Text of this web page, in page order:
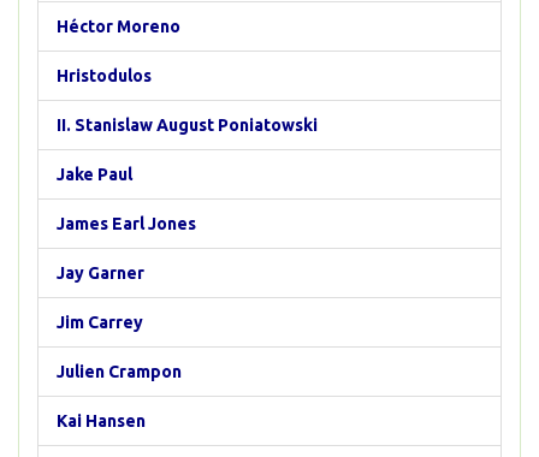
Héctor Moreno
Hristodulos
II. Stanislaw August Poniatowski
Jake Paul
James Earl Jones
Jay Garner
Jim Carrey
Julien Crampon
Kai Hansen